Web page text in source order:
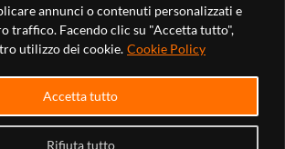
annunci o contenuti personalizzati e
traffico. Facendo clic su "Accetta tutto",
utilizzo dei cookie. Cookie Policy
Rifiuta tutto
Accetta tutto
IL NIDO SUITE